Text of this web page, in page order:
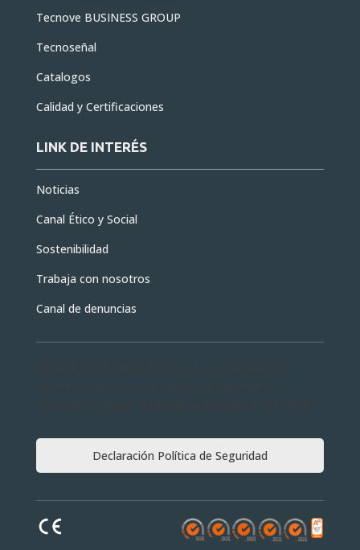
Tecnove BUSINESS GROUP
Tecnoseñal
Catalogos
Calidad y Certificaciones
LINK DE INTERÉS
Noticias
Canal Ético y Social
Sostenibilidad
Trabaja con nosotros
Canal de denuncias
Declaración Política de Seguridad